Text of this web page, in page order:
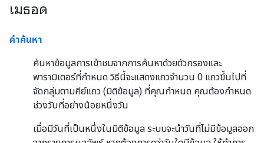
เมธอด
คำค้นหา
ค้นหาข้อมูลการเข้าชมจากการค้นหาด้วยตัวกรองและ
พารามิเตอร์ที่กำหนด วิธีนี้จะแสดงแถวจำนวน 0 แถวขึ้นไปที่
จัดกลุ่มตามคีย์แถว (มิติข้อมูล) ที่คุณกำหนด คุณต้องกำหนด
ช่วงวันที่อย่างน้อยหนึ่งวัน
เมื่อมีวันที่เป็นหนึ่งในมิติข้อมูล ระบบจะนำวันที่ไม่มีข้อมูลออก